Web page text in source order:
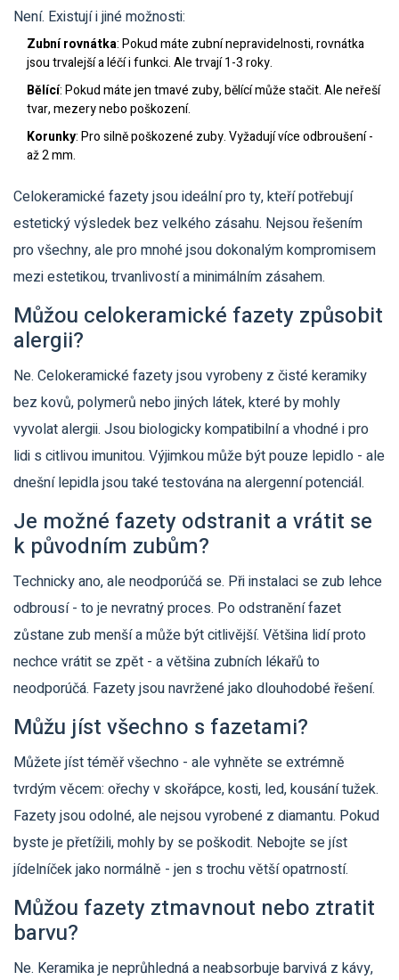
Není. Existují i jiné možnosti:
Zubní rovnátka: Pokud máte zubní nepravidelnosti, rovnátka
jsou trvalejší a léčí i funkci. Ale trvají 1-3 roky.
Bělící: Pokud máte jen tmavé zuby, bělící může stačit. Ale neřeší
tvar, mezery nebo poškození.
Korunky: Pro silně poškozené zuby. Vyžadují více odbroušení -
až 2 mm.
Celokeramické fazety jsou ideální pro ty, kteří potřebují
estetický výsledek bez velkého zásahu. Nejsou řešením
pro všechny, ale pro mnohé jsou dokonalým kompromisem
mezi estetikou, trvanlivostí a minimálním zásahem.
Můžou celokeramické fazety způsobit
alergii?
Ne. Celokeramické fazety jsou vyrobeny z čisté keramiky
bez kovů, polymerů nebo jiných látek, které by mohly
vyvolat alergii. Jsou biologicky kompatibilní a vhodné i pro
lidi s citlivou imunitou. Výjimkou může být pouze lepidlo - ale
dnešní lepidla jsou také testována na alergenní potenciál.
Je možné fazety odstranit a vrátit se
k původním zubům?
Technicky ano, ale neodporúčá se. Při instalaci se zub lehce
odbrousí - to je nevratný proces. Po odstranění fazet
zůstane zub menší a může být citlivější. Většina lidí proto
nechce vrátit se zpět - a většina zubních lékařů to
neodporúčá. Fazety jsou navržené jako dlouhodobé řešení.
Můžu jíst všechno s fazetami?
Můžete jíst téměř všechno - ale vyhněte se extrémně
tvrdým věcem: ořechy v skořápce, kosti, led, kousání tužek.
Fazety jsou odolné, ale nejsou vyrobené z diamantu. Pokud
byste je přetížili, mohly by se poškodit. Nebojte se jíst
jídelníček jako normálně - jen s trochu větší opatrností.
Můžou fazety ztmavnout nebo ztratit
barvu?
Ne. Keramika je neprůhledná a neabsorbuje barvivá z kávy,